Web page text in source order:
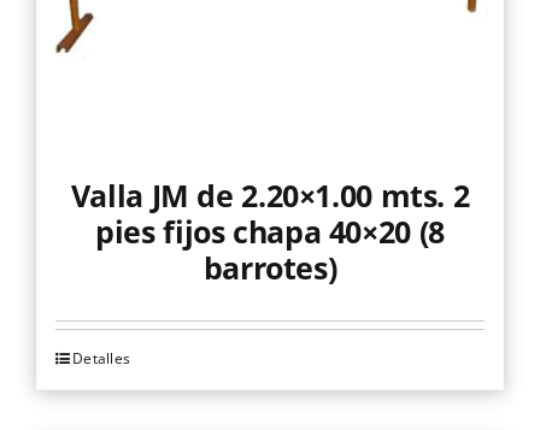
Valla JM de 2.20×1.00 mts. 2
pies fijos chapa 40×20 (8
barrotes)
Detalles